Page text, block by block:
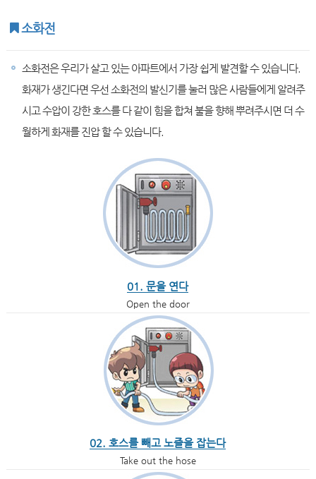
소화전
소화전은 우리가 살고 있는 아파트에서 가장 쉽게 발견할 수 있습니다.
화재가 생긴다면 우선 소화전의 발신기를 눌러 많은 사람들에게 알려주
시고 수압이 강한 호스를 다 같이 힘을 합쳐 불을 향해 뿌려주시면 더 수
월하게 화재를 진압 할 수 있습니다.
01. 문을 연다
Open the door
02. 호스를 빼고 노즐을 잡는다
Take out the hose